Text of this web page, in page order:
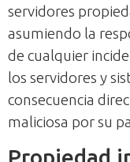
servidores
asumiendo la
de cualquier
los servidores y
consecuencia
maliciosa por su
Propiedad